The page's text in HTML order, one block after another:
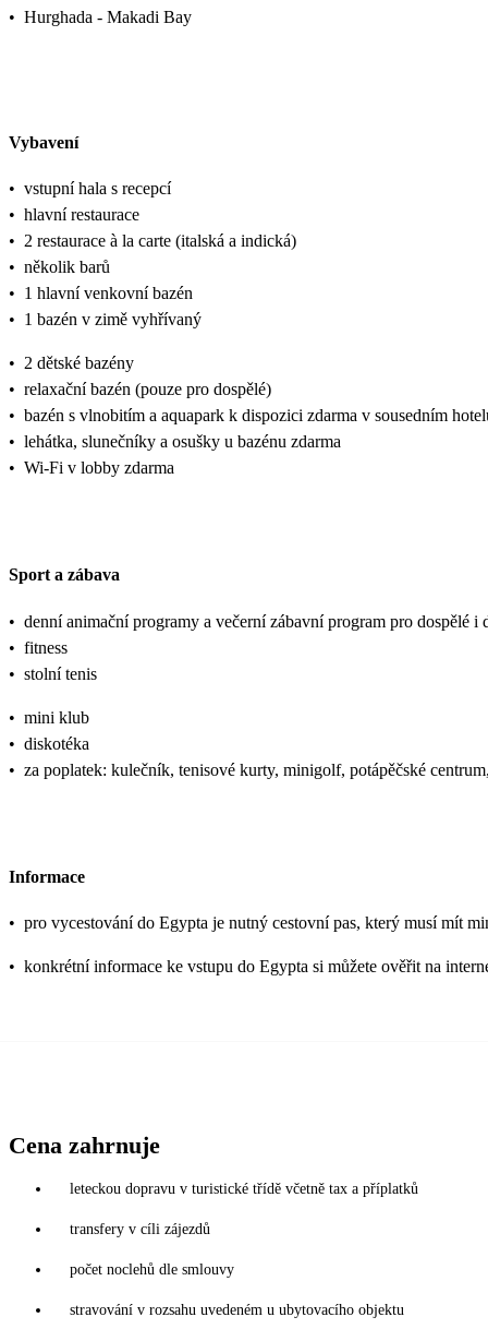
• Hurghada - Makadi Bay
Vybavení
• vstupní hala s recepcí
• hlavní restaurace
• 2 restaurace à la carte (italská a indická)
• několik barů
• 1 hlavní venkovní bazén
• 1 bazén v zimě vyhřívaný
• 2 dětské bazény
• relaxační bazén (pouze pro dospělé)
• bazén s vlnobitím a aquapark k dispozici zdarma v sousedním
• lehátka, slunečníky a osušky u bazénu zdarma
• Wi-Fi v lobby zdarma
Sport a zábava
• denní animační programy a večerní zábavní program pro dospělé i
• fitness
• stolní tenis
• mini klub
• diskotéka
• za poplatek: kulečník, tenisové kurty, minigolf, potápěčské
Informace
• pro vycestování do Egypta je nutný cestovní pas, který musí mít
• konkrétní informace ke vstupu do Egypta si můžete ověřit na
Cena zahrnuje
leteckou dopravu v turistické třídě včetně tax a příplatků
transfery v cíli zájezdů
počet noclehů dle smlouvy
stravování v rozsahu uvedeném u ubytovacího objektu